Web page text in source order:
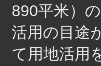
890平米）
活用の目途
て用地活用